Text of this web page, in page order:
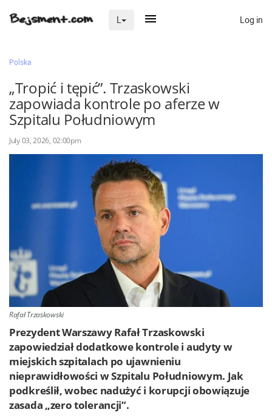
Na skróty
Zaloguj przez Clascal
Log in
Polska
„Tropić i tępić”. Trzaskowski
zapowiada kontrole po aferze w
Szpitalu Południowym
July 03, 2026, 02:00pm
Rafał Trzaskowski
Prezydent Warszawy Rafał Trzaskowski
zapowiedział dodatkowe kontrole i audyty w
miejskich szpitalach po ujawnieniu
nieprawidłowości w Szpitalu Południowym. Jak
podkreślił, wobec nadużyć i korupcji obowiązuje
zasada „zero tolerancji”.